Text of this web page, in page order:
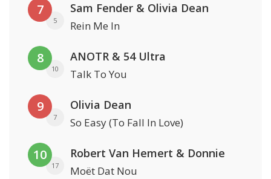
7
5
Sam Fender & Olivia Dean
Rein Me In
8
10
ANOTR & 54 Ultra
Talk To You
9
7
Olivia Dean
So Easy (To Fall In Love)
10
17
Robert Van Hemert & Donnie
Moët Dat Nou